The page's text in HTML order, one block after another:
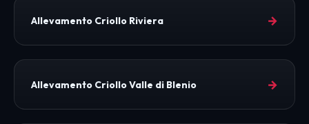
Allevamento Criollo Riviera →
Allevamento Criollo Valle di Blenio →